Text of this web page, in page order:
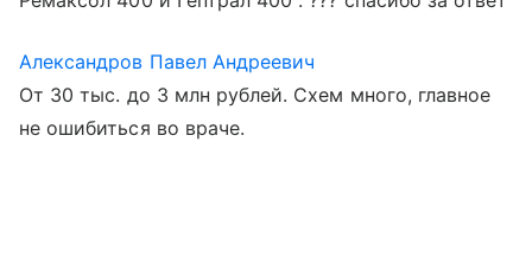
Александров Павел Андреевич
От 30 тыс. до 3 млн рублей. Схем много, главное
не ошибиться во враче.